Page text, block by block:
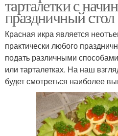
тарталетки с
праздничный стол
Красная икра является
практически любого
подать различными
или тарталетках. На наш
будет смотреться наиболее